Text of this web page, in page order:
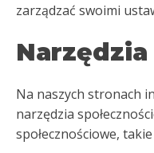
zarządzać swoimi
Na naszych stronach
narzędzia
społecznościowe,